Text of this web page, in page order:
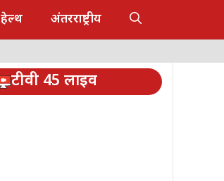
हेल्थ अंतरराष्ट्रीय
टीवी 45 लाइव